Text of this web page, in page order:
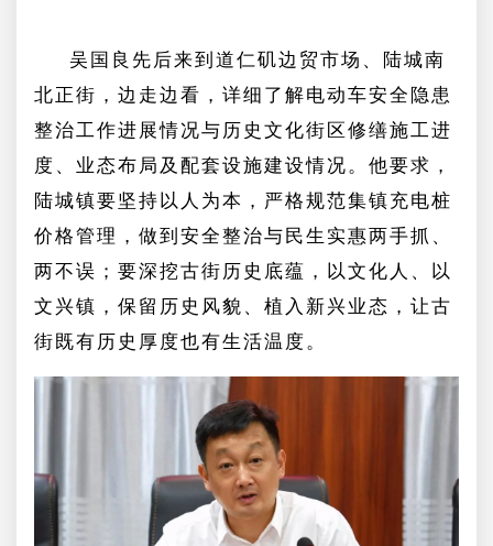
吴国良先后来到道仁矶边贸市场 、陆城南
北正街，边走边看，详细了解电动车安全隐患
整治工作进展情况与历史文化街区修缮施工进
度、业态布局及配套设施建设情况。他要求，
陆城镇要坚持以人为本，严格规范集镇充电桩
价格管理，做到安全整治与民生实惠两手抓、
两不误；要深挖古街历史底蕴，以文化人、以
文兴镇，保留历史风貌、植入新兴业态，让古
街既有历史厚度也有生活温度。